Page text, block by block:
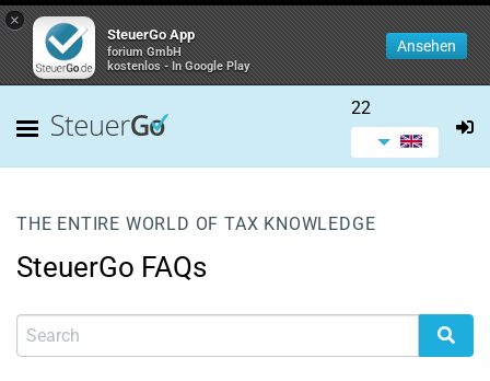
×
SteuerGo App
forium GmbH
kostenlos - In Google Play
Ansehen
22
THE ENTIRE WORLD OF TAX KNOWLEDGE
SteuerGo FAQs